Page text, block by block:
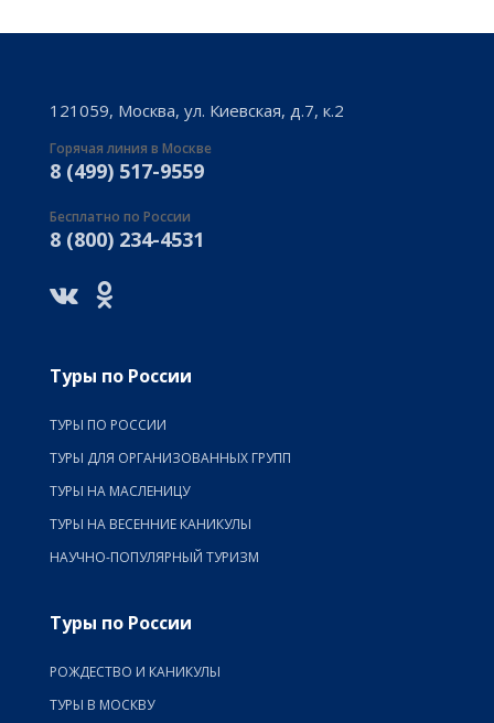
121059, Москва, ул. Киевская, д.7, к.2
Горячая линия в Москве
8 (499) 517-9559
Бесплатно по России
8 (800) 234-4531
Туры по России
ТУРЫ ПО РОССИИ
ТУРЫ ДЛЯ ОРГАНИЗОВАННЫХ ГРУПП
ТУРЫ НА МАСЛЕНИЦУ
ТУРЫ НА ВЕСЕННИЕ КАНИКУЛЫ
НАУЧНО-ПОПУЛЯРНЫЙ ТУРИЗМ
Туры по России
РОЖДЕСТВО И КАНИКУЛЫ
ТУРЫ В МОСКВУ